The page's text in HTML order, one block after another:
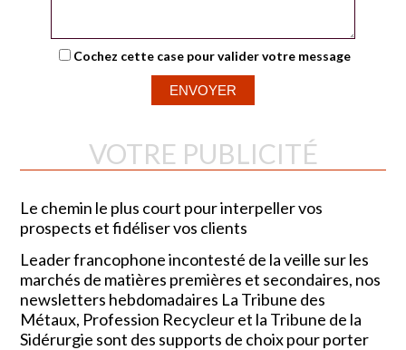
Cochez cette case pour valider votre message
VOTRE PUBLICITÉ
Le chemin le plus court pour interpeller vos
prospects et fidéliser vos clients
Leader francophone incontesté de la veille sur les
marchés de matières premières et secondaires, nos
newsletters hebdomadaires La Tribune des
Métaux, Profession Recycleur et la Tribune de la
Sidérurgie sont des supports de choix pour porter